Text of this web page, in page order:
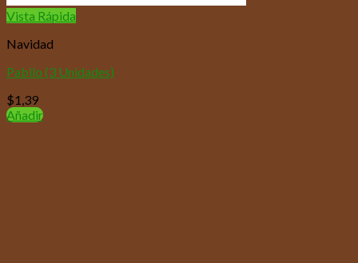
Vista Rápida
Navidad
Pabilo (3 Unidades)
$1,39
Añadir